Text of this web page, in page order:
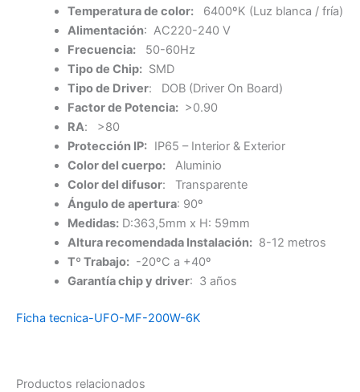
Temperatura de color:6400ºK (Luz blanca / fría)
Alimentación: AC220-240 V
Frecuencia:50-60Hz
Tipo de Chip:SMD
Tipo de Driver: DOB (Driver On Board)
Factor de Potencia:>0.90
RA: >80
Protección IP: IP65 – Interior & Exterior
Color del cuerpo:Aluminio
Color del difusor: Transparente
Ángulo de apertura: 90º
Medidas:D:363,5mm x H: 59mm
Altura recomendada Instalación:8-12 metros
Tº Trabajo:-20ºC a +40º
Garantía chip y driver: 3 años
Ficha tecnica-UFO-MF-200W-6K
Productos relacionados